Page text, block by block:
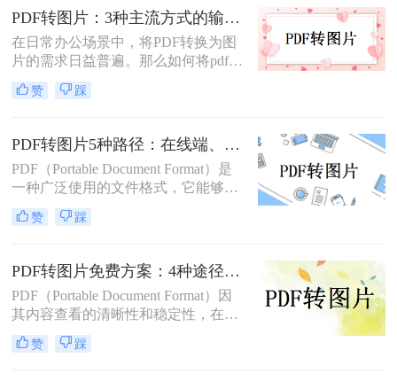
的方法，帮助读者轻松应对这一需
求。
PDF转图片：3种主流方式的输出分辨率和文件体积实测！
在日常办公场景中，将PDF转换为图
片的需求日益普遍。那么如何将pdf转
换成图片呢？本文精选三种主流方
法，助您高效完成格式转换。
赞 踩
PDF转图片5种路径：在线端、客户端和截图法的效率对比！
PDF（Portable Document Format）是
一种广泛使用的文件格式，它能够保
持文档格式不变，无论在哪种设备上
打开都能呈现出一致的效果。然而，
一页或多页转换为图片格式，比如
JPG或PNG，以方便在不同的应用场
景中使用。那么pdf转图片怎么转呢？
本文将详细介绍几种常见的方法来帮
助您将PDF文件转换为图片。
赞 踩
PDF转图片免费方案：4种途径的免费额度和隐藏限制！
PDF（Portable Document Format）因
其内容查看的清晰性和稳定性，在日
常工作和学习中得到了广泛应用。然
而，在某些情况下，我们可能需要将
赞 踩